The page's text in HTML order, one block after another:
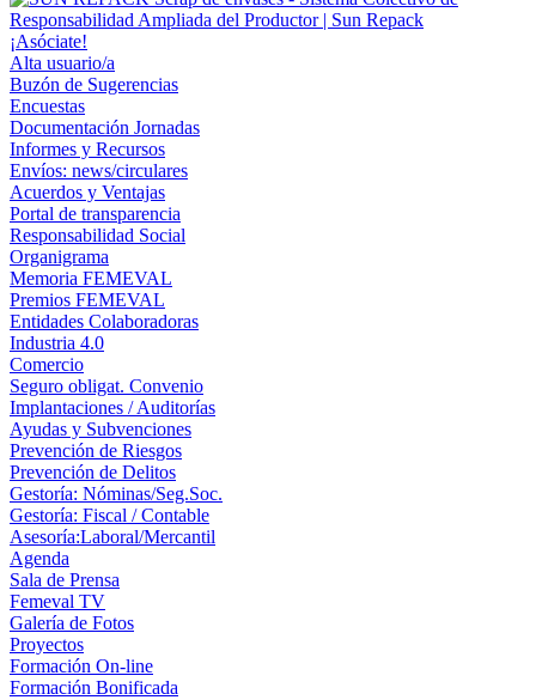
¡Asóciate!
Alta usuario/a
Buzón de Sugerencias
Encuestas
Documentación Jornadas
Informes y Recursos
Envíos: news/circulares
Acuerdos y Ventajas
Portal de transparencia
Responsabilidad Social
Organigrama
Memoria FEMEVAL
Premios FEMEVAL
Entidades Colaboradoras
Industria 4.0
Comercio
Seguro obligat. Convenio
Implantaciones / Auditorías
Ayudas y Subvenciones
Prevención de Riesgos
Prevención de Delitos
Gestoría: Nóminas/Seg.Soc.
Gestoría: Fiscal / Contable
Asesoría:Laboral/Mercantil
Agenda
Sala de Prensa
Femeval TV
Galería de Fotos
Proyectos
Formación On-line
Formación Bonificada